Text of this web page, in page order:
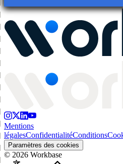
Mentions
légalesConfidentialitéConditions
Paramètres des cookies
© 2026 Workbase